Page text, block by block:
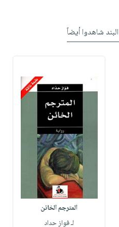
شاهدوا أيضاً
المترجم الخائن
لـ فواز حداد